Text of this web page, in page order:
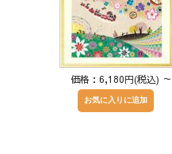
価格：6,180円(税込) ～